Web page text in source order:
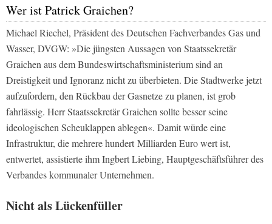
Wer ist Patrick Graichen?
Michael Riechel, Präsident des Deutschen Fachverbandes Gas und
Wasser, DVGW: »Die jüngsten Aussagen von Staatssekretär
Graichen aus dem Bundeswirtschaftsministerium sind an
Dreistigkeit und Ignoranz nicht zu überbieten. Die Stadtwerke jetzt
aufzufordern, den Rückbau der Gasnetze zu planen, ist grob
fahrlässig. Herr Staatssekretär Graichen sollte besser seine
ideologischen Scheuklappen ablegen«. Damit würde eine
Infrastruktur, die mehrere hundert Milliarden Euro wert ist,
entwertet, assistierte ihm Ingbert Liebing, Hauptgeschäftsführer des
Verbandes kommunaler Unternehmen.
Nicht als Lückenfüller